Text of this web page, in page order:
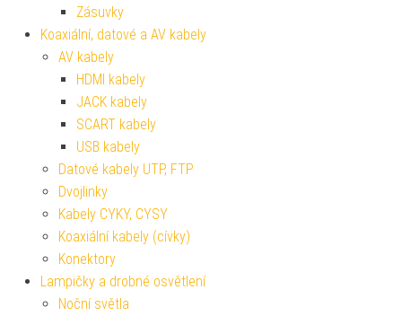
Zásuvky
Koaxiální, datové a AV kabely
AV kabely
HDMI kabely
JACK kabely
SCART kabely
USB kabely
Datové kabely UTP, FTP
Dvojlinky
Kabely CYKY, CYSY
Koaxiální kabely (cívky)
Konektory
Lampičky a drobné osvětlení
Noční světla